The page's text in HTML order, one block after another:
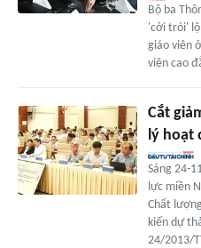
Bộ ba
'cởi trói'
giáo viên
viên cao
Cắt
lý hoạt
Sáng 24-
lực miền
Chất
kiến dự
24/2013/